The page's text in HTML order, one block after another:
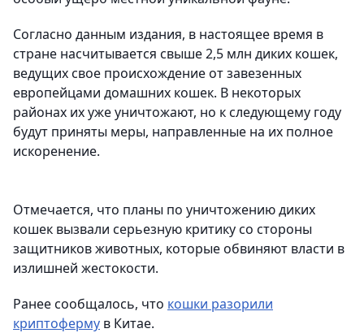
Согласно данным издания, в настоящее время в
стране насчитывается свыше 2,5 млн диких кошек,
ведущих свое происхождение от завезенных
европейцами домашних кошек. В некоторых
районах их уже уничтожают, но к следующему году
будут приняты меры, направленные на их полное
искоренение.
Отмечается, что планы по уничтожению диких
кошек вызвали серьезную критику со стороны
защитников животных, которые обвиняют власти в
излишней жестокости.
Ранее сообщалось, что кошки разорили
криптоферму в Китае.